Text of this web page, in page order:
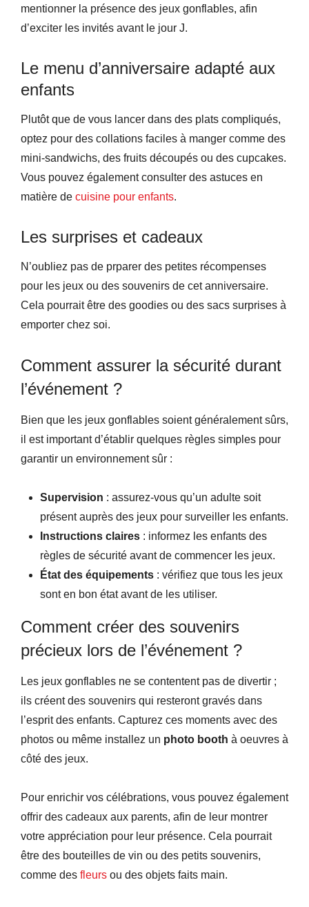
mentionner la présence des jeux gonflables, afin
d’exciter les invités avant le jour J.
Le menu d’anniversaire adapté aux
enfants
Plutôt que de vous lancer dans des plats compliqués,
optez pour des collations faciles à manger comme des
mini-sandwichs, des fruits découpés ou des cupcakes.
Vous pouvez également consulter des astuces en
matière de cuisine pour enfants.
Les surprises et cadeaux
N’oubliez pas de prparer des petites récompenses
pour les jeux ou des souvenirs de cet anniversaire.
Cela pourrait être des goodies ou des sacs surprises à
emporter chez soi.
Comment assurer la sécurité durant
l’événement ?
Bien que les jeux gonflables soient généralement sûrs,
il est important d’établir quelques règles simples pour
garantir un environnement sûr :
Supervision : assurez-vous qu’un adulte soit
présent auprès des jeux pour surveiller les enfants.
Instructions claires : informez les enfants des
règles de sécurité avant de commencer les jeux.
État des équipements : vérifiez que tous les jeux
sont en bon état avant de les utiliser.
Comment créer des souvenirs
précieux lors de l’événement ?
Les jeux gonflables ne se contentent pas de divertir ;
ils créent des souvenirs qui resteront gravés dans
l’esprit des enfants. Capturez ces moments avec des
photos ou même installez un photo booth à oeuvres à
côté des jeux.
Pour enrichir vos célébrations, vous pouvez également
offrir des cadeaux aux parents, afin de leur montrer
votre appréciation pour leur présence. Cela pourrait
être des bouteilles de vin ou des petits souvenirs,
comme des fleurs ou des objets faits main.